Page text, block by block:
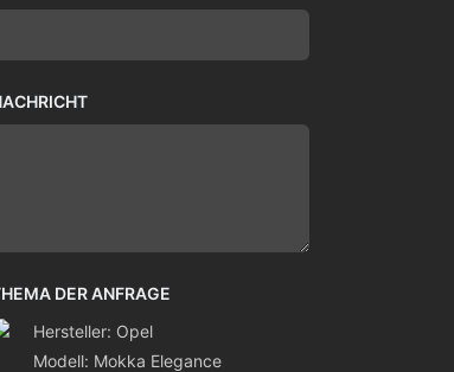
DER ANFRAGE
Hersteller: Opel
Modell: Mokka Elegance